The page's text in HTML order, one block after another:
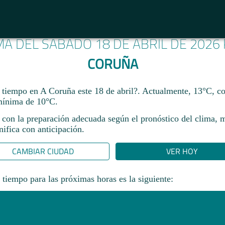
DEL SÁBADO 18 DE ABRIL DE
CORUÑA
en A Coruña este 18 de abril?. Actualmente, 13°C,
de 10°C.
la preparación adecuada según el pronóstico del clima,
con anticipación.​
CAMBIAR CIUDAD VER HOY
para las próximas horas es la siguiente: